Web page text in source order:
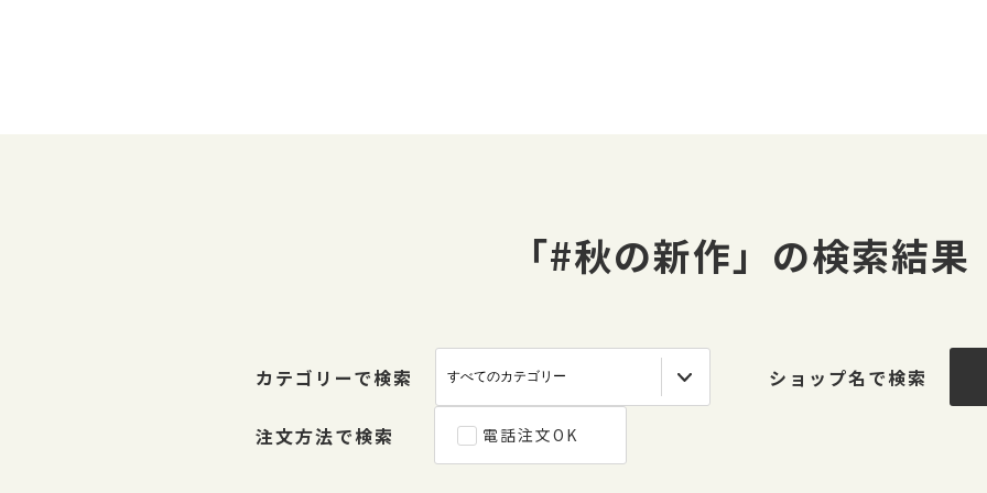
「#秋の新作」の検索結果
カテゴリーで検索 ショップ名で検索
注文方法で検索 電話注文OK